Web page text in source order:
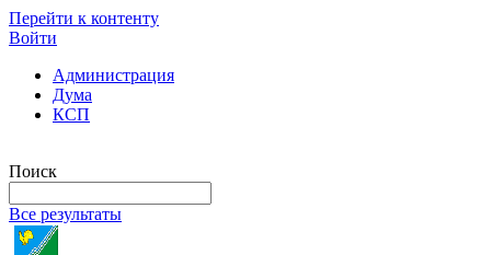
Перейти к контенту
Войти
Администрация
Дума
КСП
Поиск
Все результаты